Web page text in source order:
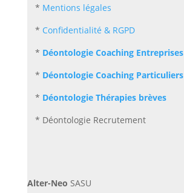
* Mentions légales
* Confidentialité & RGPD
* Déontologie Coaching Entreprises
* Déontologie Coaching Particuliers
* Déontologie Thérapies brèves
* Déontologie Recrutement
Alter-Neo SASU